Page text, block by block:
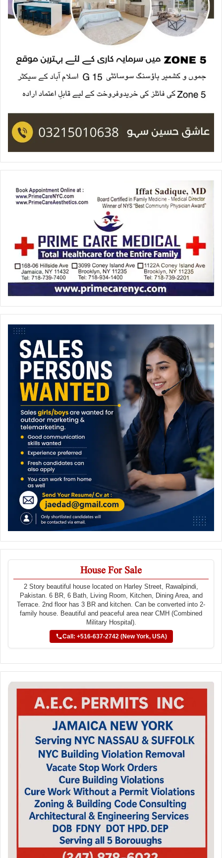
House For Sale
2 Story beautiful house located on Harley Street, Rawalpindi,
Pakistan. 6 BR, 6 Bath, Living Room, Kitchen, Dining Area, and
Terrace. 2nd floor has 3 BR and kitchen. Can be converted into 2-
family house. Beautiful and peaceful area near CMH (Combined
Military Hospital).
Call: +516-637-2742 (New York, USA)